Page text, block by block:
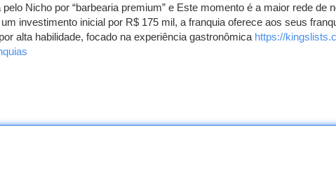
Nicho por “barbearia premium” e Este momento é a maior rede de
investimento inicial por R$ 175 mil, a franquia oferece aos seus
alta habilidade, focado na experiência gastronômica https://